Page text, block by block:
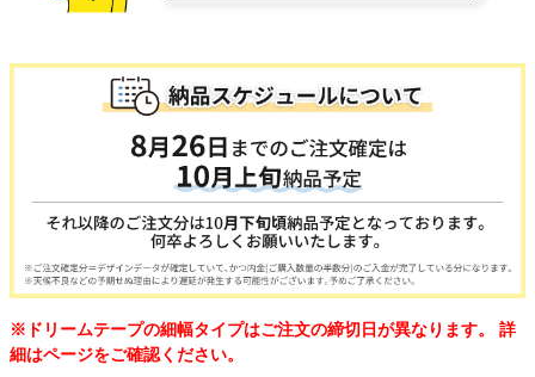
デザインシール
ファブリックパネル
貼ってはがせるアイテム
ハンドクラフトアイテム
特殊粘着・吸着シート
※ドリームテープの細幅タイプはご注文の締切日が異なります。 詳
細はページをご確認ください。